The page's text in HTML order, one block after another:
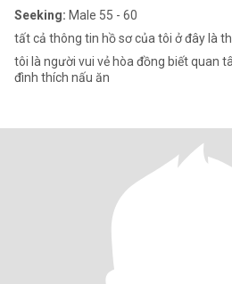
Seeking: Male 55 - 60
tất cả thông tin hồ sơ của tôi ở đây là
tôi là người vui vẻ hòa đồng biết quan
đình thích nấu ăn